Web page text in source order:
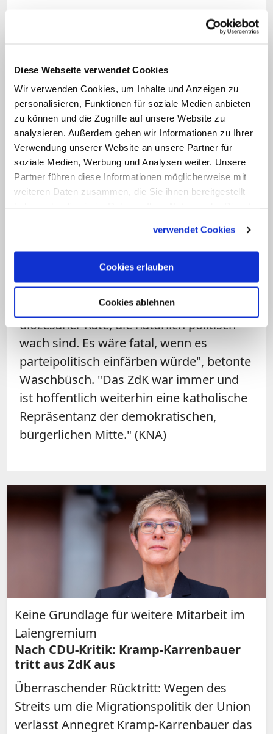
Diese Webseite verwendet Cookies
Wir verwenden Cookies, um Inhalte und Anzeigen zu
personalisieren, Funktionen für soziale Medien anbieten
zu können und die Zugriffe auf unsere Website zu
analysieren. Außerdem geben wir Informationen zu Ihrer
Verwendung unserer Website an unsere Partner für
soziale Medien, Werbung und Analysen weiter. Unsere
Partner führen diese Informationen möglicherweise mit
weiteren Daten zusammen, die Sie ihnen bereitgestellt
verwendet Cookies
Cookies erlauben
Cookies ablehnen
"Repräsentanz der demokratischen,
Waschbüsch sagte jetzt der Zeitung: "Ich
teile in der Frage der Abstimmung mit
der AfD die Auffassung, dass die SPD
und die Grünen das hätten verhindern
können, weil sie in der Sache gar nicht
sehr unterschiedlicher Meinung waren.
Die SPD hat ganz erfreut und gezielt die
CDU ins Messer laufen lassen." Sie
Vorgänge im Bundestag der CDU im
katholischen Milieu schadeten.
"Das ZdK ist ein gewähltes Gremium aus
Mitgliedern katholischer Verbände und
diözesaner Räte, die natürlich politisch
wach sind. Es wäre fatal, wenn es
parteipolitisch einfärben würde", betonte
Waschbüsch. "Das ZdK war immer und
ist hoffentlich weiterhin eine katholische
Repräsentanz der demokratischen,
bürgerlichen Mitte." (KNA)
Keine Grundlage für weitere Mitarbeit im
Laiengremium
Nach CDU-Kritik: Kramp-Karrenbauer
tritt aus ZdK aus
Überraschender Rücktritt: Wegen des
Streits um die Migrationspolitik der Union
verlässt Annegret Kramp-Karrenbauer das